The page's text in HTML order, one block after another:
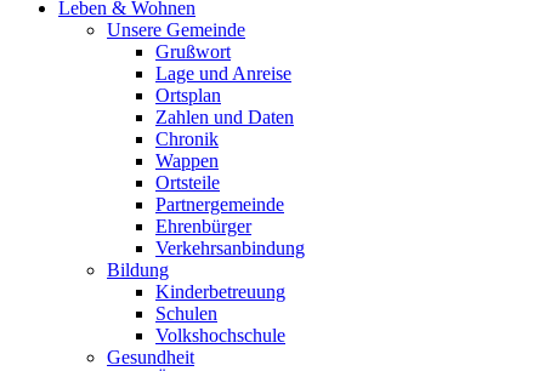
Leben & Wohnen
Unsere Gemeinde
Grußwort
Lage und Anreise
Ortsplan
Zahlen und Daten
Chronik
Wappen
Ortsteile
Partnergemeinde
Ehrenbürger
Verkehrsanbindung
Bildung
Kinderbetreuung
Schulen
Volkshochschule
Gesundheit